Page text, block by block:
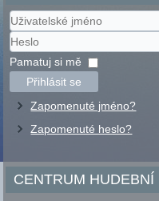
Uživatelské
jméno
Heslo
Pamatuj si mě
Přihlásit se
Zapomenuté jméno?
Zapomenuté heslo?
CENTRUM